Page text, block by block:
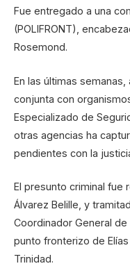
Fue entregado a una
(POLIFRONT),
Rosemond.
En las últimas
conjunta con
Especializado de
otras agencias ha
pendientes con la
El presunto criminal fue
Álvarez Belille, y
Coordinador General
punto fronterizo de
Trinidad.